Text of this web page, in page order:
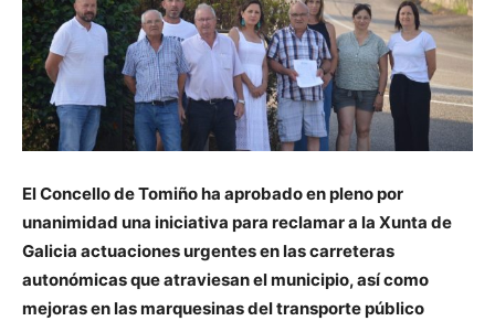
El Concello de Tomiño ha aprobado en pleno por
unanimidad una iniciativa para reclamar a la Xunta de
Galicia actuaciones urgentes en las carreteras
autonómicas que atraviesan el municipio, así como
mejoras en las marquesinas del transporte público